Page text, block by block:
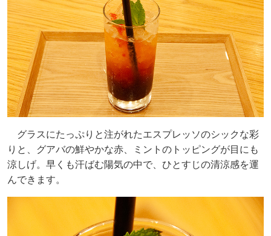
グラスにたっぷりと注がれたエスプレッソのシックな彩
りと、グアバの鮮やかな赤、ミントのトッピングが目にも
涼しげ。早くも汗ばむ陽気の中で、ひとすじの清涼感を運
んできます。